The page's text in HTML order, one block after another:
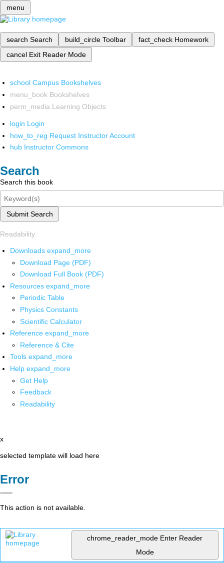
menu
search Search build_circle Toolbar fact_check Homework
cancel Exit Reader Mode
school Campus Bookshelves
menu_book Bookshelves
perm_media Learning Objects
login Login
how_to_reg Request Instructor Account
hub Instructor Commons
Search
Search this book
Submit Search
Readability
Downloads expand_more
Download Page (PDF)
Download Full Book (PDF)
Resources expand_more
Periodic Table
Physics Constants
Scientific Calculator
Reference expand_more
Reference & Cite
Tools expand_more
Help expand_more
Get Help
Feedback
Readability
x
selected template will load here
Error
This action is not available.
chrome_reader_mode Enter Reader
Mode